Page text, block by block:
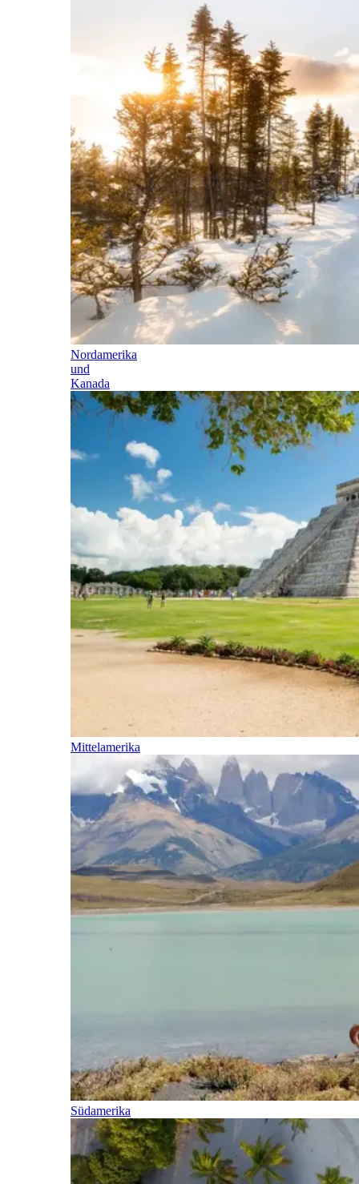
Nordamerika
und
Kanada
Mittelamerika
Südamerika